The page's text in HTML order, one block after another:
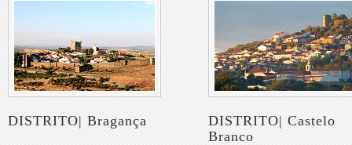
DISTRITO| Bragança
DISTRITO| Castelo
Branco